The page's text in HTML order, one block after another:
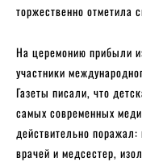
торжественно отметила
На церемонию прибыли
участники
Газеты писали, что
самых современных
действительно
врачей и медсестер,